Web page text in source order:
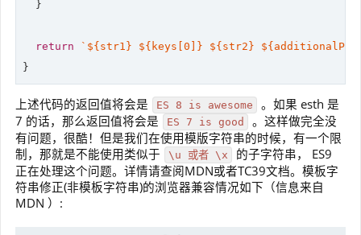
  }
return ` ${str1} ${keys[ 0 ]} ${str2}
}
上述代码的返回值将会是 ES 8 is awesome
。如果 esth 是
7 的话，那么返回值将会是
ES 7 is good
。这样做完全没
有问题，很酷！但是我们在使用模版字符串的时候，有一个限
制，那就是不能使用类似于
\u 或者 \x
的子字符串， ES9
正在处理这个问题。详情请查阅MDN或者TC39文档。模板字
符串修正(非模板字符串)的浏览器兼容情况如下（信息来自
MDN ）: